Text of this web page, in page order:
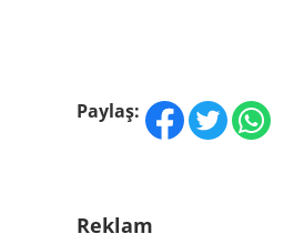
Paylaş:
Reklam